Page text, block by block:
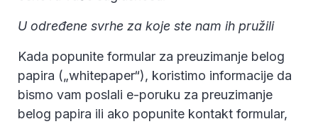
U određene svrhe za koje ste nam ih pružili
Kada popunite formular za preuzimanje belog
papira („whitepaper“), koristimo informacije da
bismo vam poslali e-poruku za preuzimanje
belog papira ili ako popunite kontakt formular,